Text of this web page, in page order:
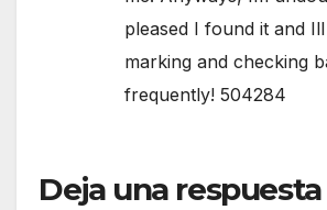
pleased I found it and
marking and checking
frequently! 504284
Deja una respuesta